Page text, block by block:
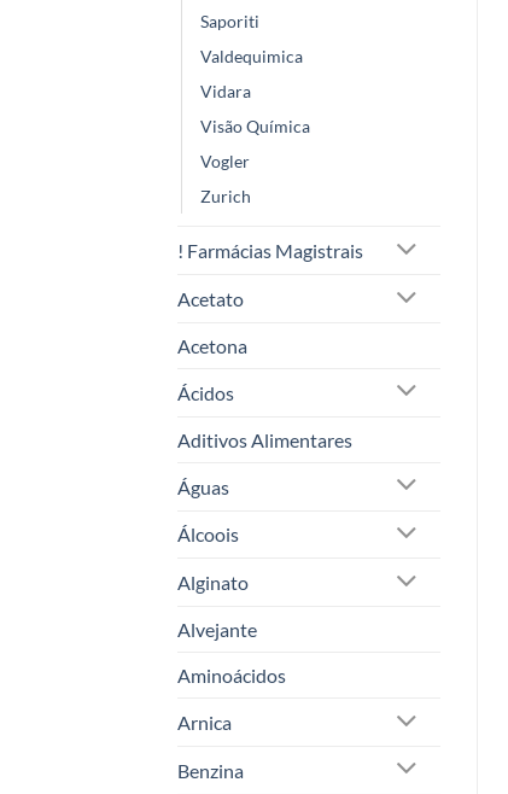
Saporiti
Valdequimica
Vidara
Visão Química
Vogler
Zurich
! Farmácias Magistrais
Acetato
Acetona
Ácidos
Aditivos Alimentares
Águas
Álcoois
Alginato
Alvejante
Aminoácidos
Arnica
Benzina